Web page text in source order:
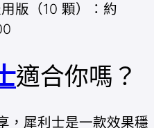
版（10 顆）：約
適合你嗎？
，犀利士是一款效果穩